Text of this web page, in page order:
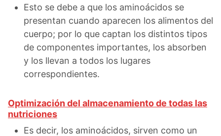
Esto se debe a que los aminoácidos se
presentan cuando aparecen los alimentos del
cuerpo; por lo que captan los distintos tipos
de componentes importantes, los absorben
y los llevan a todos los lugares
correspondientes.
Optimización del almacenamiento de todas las
nutriciones
Es decir, los aminoácidos, sirven como un